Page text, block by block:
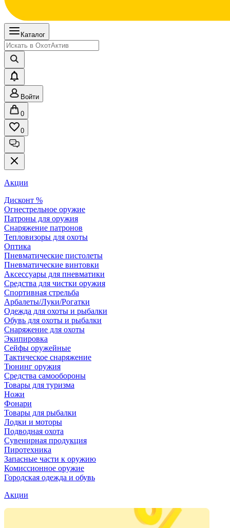
Каталог
Войти
0
0
Акции
Дисконт %
Огнестрельное оружие
Патроны для оружия
Снаряжение патронов
Тепловизоры для охоты
Оптика
Пневматические пистолеты
Пневматические винтовки
Аксессуары для пневматики
Средства для чистки оружия
Спортивная стрельба
Арбалеты/Луки/Рогатки
Одежда для охоты и рыбалки
Обувь для охоты и рыбалки
Снаряжение для охоты
Экипировка
Сейфы оружейные
Тактическое снаряжение
Тюнинг оружия
Средства самообороны
Товары для туризма
Ножи
Фонари
Товары для рыбалки
Лодки и моторы
Подводная охота
Сувенирная продукция
Пиротехника
Запасные части к оружию
Комиссионное оружие
Городская одежда и обувь
Акции